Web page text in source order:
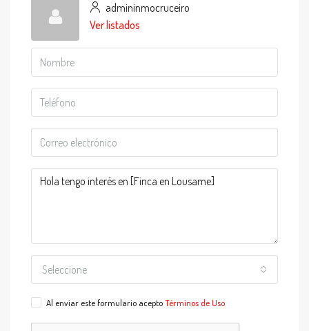
admininmocruceiro
Ver listados
Seleccione
Al enviar este formulario aceptoTérminos de Uso